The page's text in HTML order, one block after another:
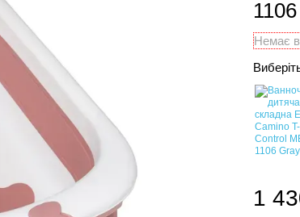
Немає в
1